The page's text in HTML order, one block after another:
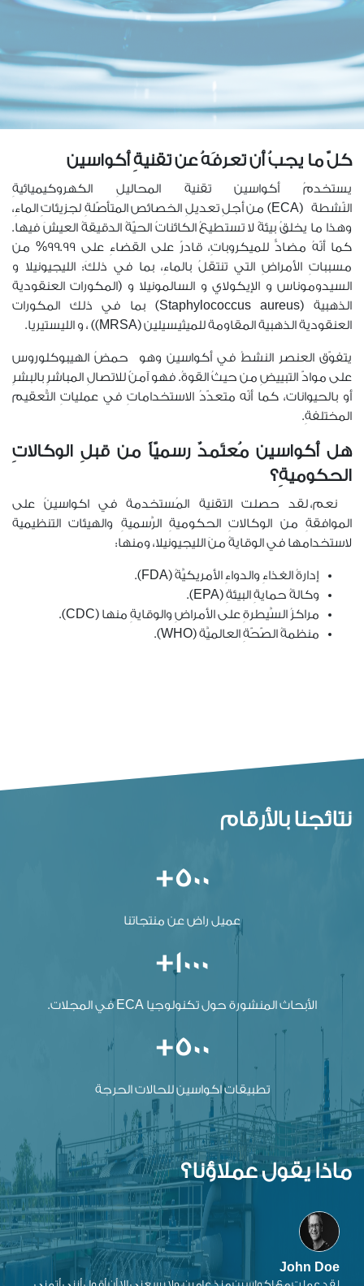
كلّ ما يجبُ أن تعرفَهُ عن تقنيةِ أكواسين
يستخدمُ أكواسين تقنيةَ المحاليلِ الكهروكيميائيةِ
النّشطة(ECA) من أجلِ تعديلِ الخصائص المتأصّلةِ لجزيئاتِ الماءِ،
وهذا ما يخلقُ بيئةً لا تستطيعُ الكائناتُ الحيّةُ الدقيقةُ العيشَ فيها.
كما أنّهُ مضادٌّ للميكروباتِ، قادرٌ على القضاءِ على 99.99% من
مسبباتِ الأمراضِ التي تنتقلُ بالماءِ، بما في ذلكَ: الليجيونيلا و
السيدوموناس و الإيكولاي و السالمونيلا و (المكورات العنقودية
الذهبية (Staphylococcus aureus) بما في ذلك المكورات
العنقودية الذهبية المقاومة للميثيسيلين (MRSA)) ، و الليستيريا.
يتفوّق العنصر النشطُ في أكواسين وهو حمضُ الهيبوكلوروس
على موادّ التبييضِ من حيثُ القوةُ. فهو آمنٌ للاتصالِ المباشرِ بالبشرِ
أو بالحيوانات، كما أنّه متعدّدُ الاستخداماتِ في عملياتِ التَّعقيم
المختلفةِ.
هل أكواسين مُعتَمدٌ رسميّاً من قبلِ الوكالاتِ
الحكوميةِ؟
نعم، لقد حصلت التقنية المُستخدمة في اكواسينُ على
الموافقةِ من الوكالاتِ الحكوميةِ الرَّسميةِ والهيئات التنظيمية
لاستخدامها في الوقايةُ منَ الليجيونيلا، ومنها:
إدارةُ الغذاءِ والدواءِ الأمريكيَّةُ (FDA
).
وكالةُ حمايةِ البيئةِ (EPA
).
مراكزُ السَّيطرةِ على الأمراضِ والوقايةِ منها (CDC
).
منظمةُ الصّحّةِ العالميَّة (WHO
).
نتائجنا بالأرقام
500+
عميل راض عن منتجاتنا
1000+
الأبحاث المنشورة حول تكنولوجيا ECA في المجلات.
500+
تطبيقات اكواسين للحالات الحرجة
ماذا يقول عملاؤنا؟
John Doe